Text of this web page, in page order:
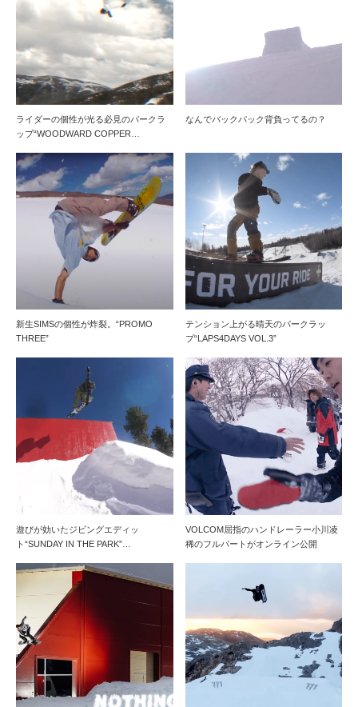
ライダーの個性が光る必見のパークラ
ップ“WOODWARD COPPER…
なんでバックパック背負ってるの？
新生SIMSの個性が炸裂。“PROMO
THREE”
テンション上がる晴天のパークラッ
プ“LAPS4DAYS VOL.3”
遊びが効いたジビングエディッ
ト“SUNDAY IN THE PARK”…
VOLCOM屈指のハンドレーラー小川凌
稀のフルパートがオンライン公開